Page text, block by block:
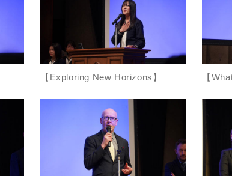
【Exploring New Horizons】 【